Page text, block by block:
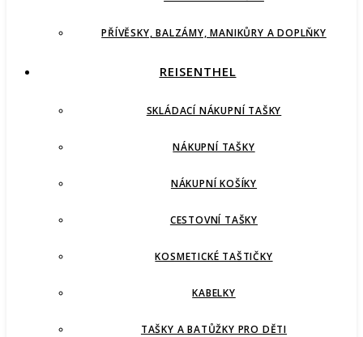
PŘÍVĚSKY, BALZÁMY, MANIKŮRY A DOPLŇKY
REISENTHEL
SKLÁDACÍ NÁKUPNÍ TAŠKY
NÁKUPNÍ TAŠKY
NÁKUPNÍ KOŠÍKY
CESTOVNÍ TAŠKY
KOSMETICKÉ TAŠTIČKY
KABELKY
TAŠKY A BATŮŽKY PRO DĚTI